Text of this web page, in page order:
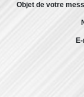
Objet de votre